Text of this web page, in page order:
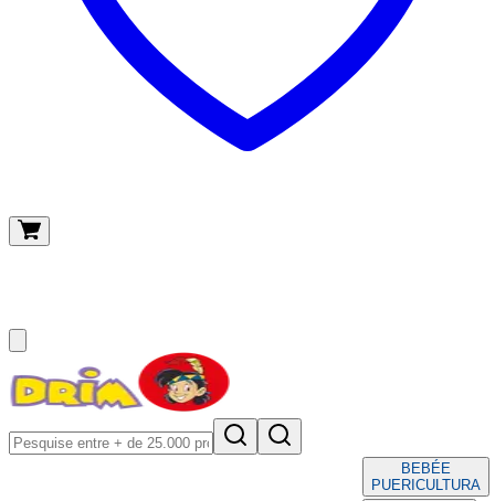
BEBÉE
PUERICULTURA